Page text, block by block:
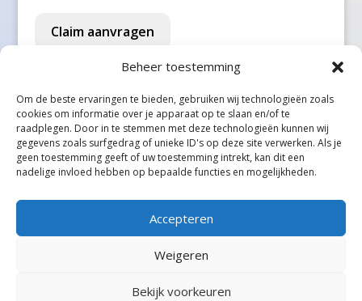
Beheer toestemming
Om de beste ervaringen te bieden, gebruiken wij technologieën zoals
cookies om informatie over je apparaat op te slaan en/of te
raadplegen. Door in te stemmen met deze technologieën kunnen wij
gegevens zoals surfgedrag of unieke ID's op deze site verwerken. Als je
geen toestemming geeft of uw toestemming intrekt, kan dit een
nadelige invloed hebben op bepaalde functies en mogelijkheden.
Accepteren
Weigeren
Bekijk voorkeuren
2e Exloërmond
2e Valthermond
Claim aanvragen
Alle steden